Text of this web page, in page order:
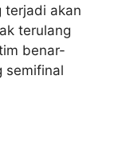
terjadi akan
terulang
benar-
semifinal